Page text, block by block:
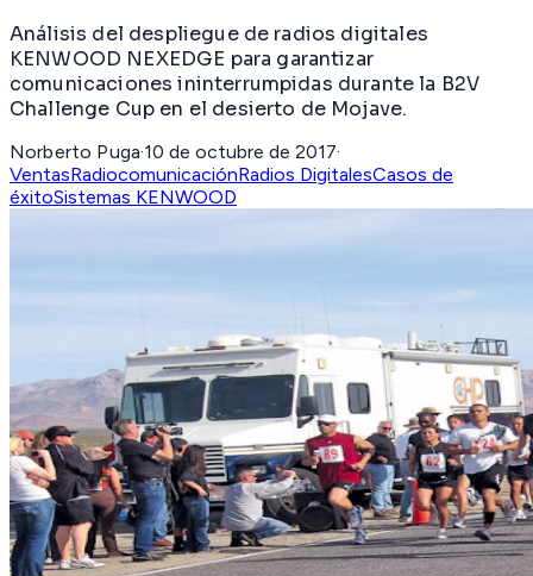
Análisis del despliegue de radios digitales
KENWOOD NEXEDGE para garantizar
comunicaciones ininterrumpidas durante la B2V
Challenge Cup en el desierto de Mojave.
Norberto Puga·10 de octubre de 2017·
VentasRadiocomunicaciónRadios DigitalesCasos de
éxitoSistemas KENWOOD